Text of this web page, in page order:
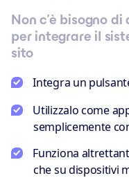
Non c’è bisogno
per integrare il
sito
Integra un
Utilizzalo come
semplicemente
Funziona
che su dispositivi